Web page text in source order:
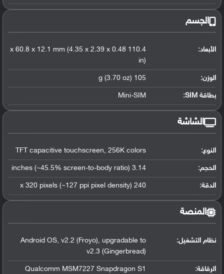
الجسم
الأبعاد:
110.4 x 60.8 x 12.1 mm (4.35 x 2.39 x 0.48
in)
الوزن: 105 g (3.70 oz)
بطاقة SIM: Mini-SIM
الشاشة
النوع: TFT capacitive touchscreen, 256K colors
الحجم: 3.14 inches (~45.5% screen-to-body ratio)
الدقة: 240 x 320 pixels (~127 ppi pixel density)
المنصة
نظام التشغيل:
Android OS, v2.2 (Froyo), upgradable to
v2.3 (Gingerbread)
الرقاقة:
Qualcomm MSM7227 Snapdragon S1